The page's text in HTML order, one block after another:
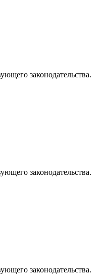
законодательства.
законодательства.
законодательства.